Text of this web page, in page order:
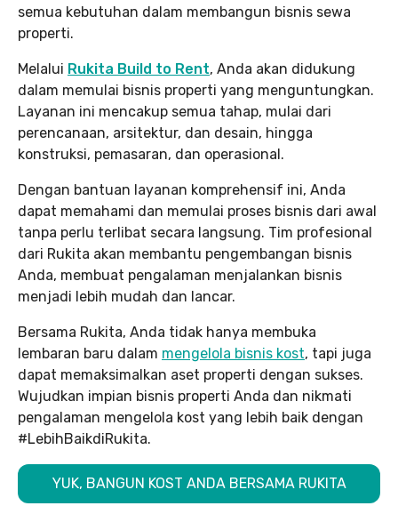
semua kebutuhan dalam membangun bisnis sewa
properti.
Melalui Rukita Build to Rent, Anda akan didukung
dalam memulai bisnis properti yang menguntungkan.
Layanan ini mencakup semua tahap, mulai dari
perencanaan, arsitektur, dan desain, hingga
konstruksi, pemasaran, dan operasional.
Dengan bantuan layanan komprehensif ini, Anda
dapat memahami dan memulai proses bisnis dari awal
tanpa perlu terlibat secara langsung. Tim profesional
dari Rukita akan membantu pengembangan bisnis
Anda, membuat pengalaman menjalankan bisnis
menjadi lebih mudah dan lancar.
Bersama Rukita, Anda tidak hanya membuka
lembaran baru dalam mengelola bisnis kost, tapi juga
dapat memaksimalkan aset properti dengan sukses.
Wujudkan impian bisnis properti Anda dan nikmati
pengalaman mengelola kost yang lebih baik dengan
#LebihBaikdiRukita.
YUK, BANGUN KOST ANDA BERSAMA RUKITA